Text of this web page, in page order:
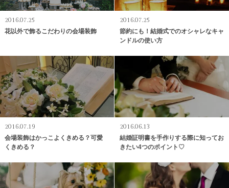
2016.07.25
花以外で飾るこだわりの会場装飾
2016.07.25
節約にも！結婚式でのオシャレなキャ
ンドルの使い方
2016.07.19
会場装飾はかっこよくきめる？可愛
くきめる？
2016.06.13
結婚証明書を手作りする際に知ってお
きたい4つのポイント♡